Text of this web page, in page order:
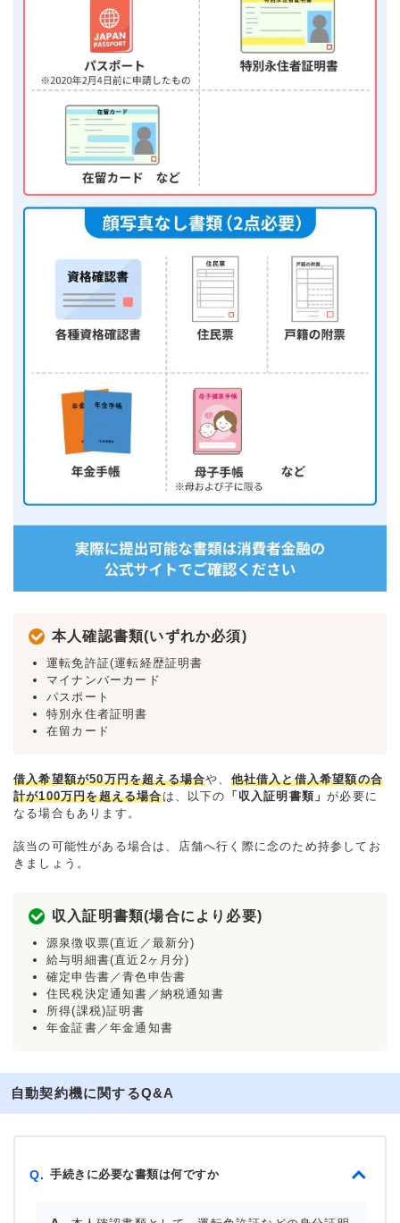
本人確認書類(いずれか必須)
運転免許証(運転経歴証明書
マイナンバーカード
パスポート
特別永住者証明書
在留カード
借入希望額が50万円を超える場合や、 他社借入と借入希望額の合
計が100万円を超える場合は、以下の 「収入証明書類」が必要に
なる場合もあります。
該当の可能性がある場合は、店舗へ行く際に念のため持参してお
きましょう。
収入証明書類(場合により必要)
源泉徴収票(直近／最新分)
給与明細書(直近2ヶ月分)
確定申告書／青色申告書
住民税決定通知書／納税通知書
所得(課税)証明書
年金証書／年金通知書
自動契約機に関するQ&A
Q. 手続きに必要な書類は何ですか